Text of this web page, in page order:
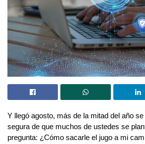
Y llegó agosto, más de la mitad del año
segura de que muchos de ustedes se
pregunta: ¿Cómo sacarle el jugo a mi